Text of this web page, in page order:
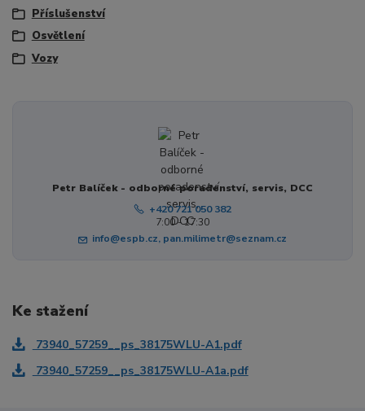
Příslušenství
Osvětlení
Vozy
Petr Balíček - odborné poradenství, servis, DCC
+420 721 050 382
7:00 - 17:30
info@espb.cz, pan.milimetr@seznam.cz
Ke stažení
73940_57259__ps_38175WLU-A1.pdf
73940_57259__ps_38175WLU-A1a.pdf